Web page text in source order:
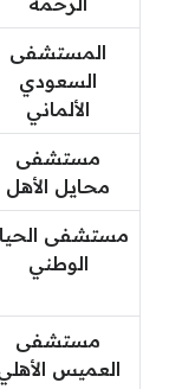
المستشفى
السعودي
الألماني
مستشفى
محايل الأهل
مستشفى
الوطني
مستشفى
العميس